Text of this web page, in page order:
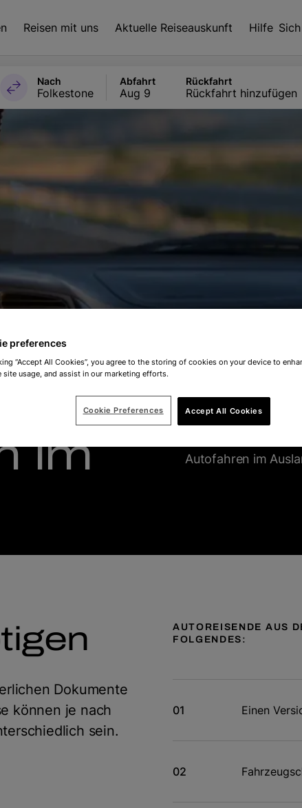
Reisen mit uns Aktuelle Reiseauskunft Hilfe
Nach
Folkestone
Abfahrt
Aug 9
Rückfahrt
Rückfahrt hinzufügen
im
Bereiten Sie sich
Autofahren im
Dokumente
können je nach
sein.
AUTOREISENDE AUS
FOLGENDES:
Einen
preferences
“Accept All Cookies”, you agree to the storing of cookies on your device to
site usage, and assist in our marketing efforts.
Accept All Cookies
Cookie Preferences